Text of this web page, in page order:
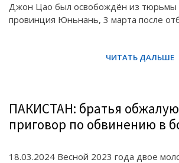
Джон Цао был освобождён из тюрьмы
провинция Юньнань, 3 марта после
ПАКИСТАН: братья
приговор по обвинению в
18.03.2024 Весной 2023 года двое